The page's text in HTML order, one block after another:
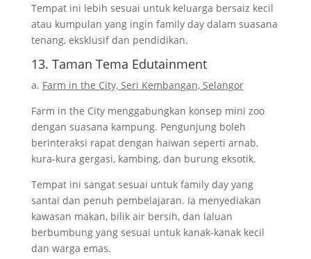
Tempat ini lebih sesuai untuk keluarga bersaiz kecil
atau kumpulan yang ingin family day dalam suasana
tenang, eksklusif dan pendidikan.
13. Taman Tema Edutainment
a. Farm in the City, Seri Kembangan, Selangor
Farm in the City menggabungkan konsep mini zoo
dengan suasana kampung. Pengunjung boleh
berinteraksi rapat dengan haiwan seperti arnab,
kura-kura gergasi, kambing, dan burung eksotik.
Tempat ini sangat sesuai untuk family day yang
santai dan penuh pembelajaran. Ia menyediakan
kawasan makan, bilik air bersih, dan laluan
berbumbung yang sesuai untuk kanak-kanak kecil
dan warga emas.